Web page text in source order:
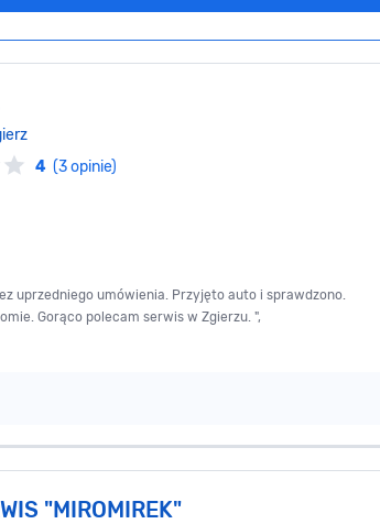
4 (3 opinie)
uprzedniego umówienia. Przyjęto auto i sprawdzono.
Gorąco polecam serwis w Zgierzu. ",
"MIROMIREK"